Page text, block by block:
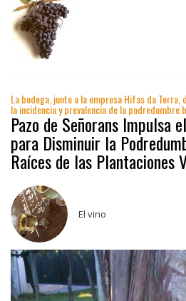
La bodega, junto a la empresa Hifas da
la incidencia y prevalencia de la podredumbre
Pazo de Señorans Impulsa
para Disminuir la
Raíces de las Plantaciones
El vino